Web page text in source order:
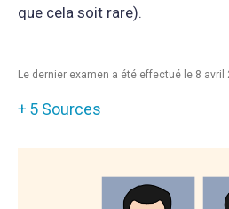
que cela soit rare).
Le dernier examen a été effectué le 8 avril
5 Sources